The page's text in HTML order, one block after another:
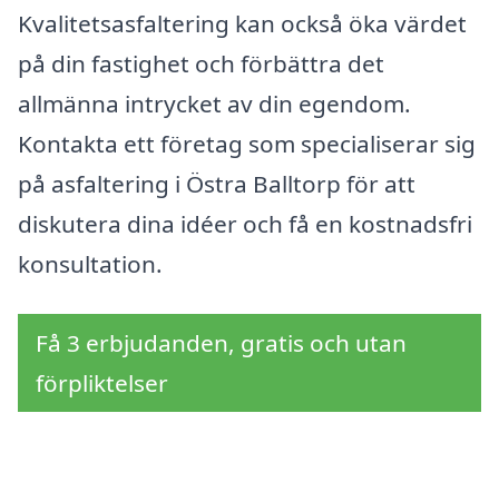
Kvalitetsasfaltering kan också öka värdet
på din fastighet och förbättra det
allmänna intrycket av din egendom.
Kontakta ett företag som specialiserar sig
på asfaltering i Östra Balltorp för att
diskutera dina idéer och få en kostnadsfri
konsultation.
Få 3 erbjudanden, gratis och utan
förpliktelser